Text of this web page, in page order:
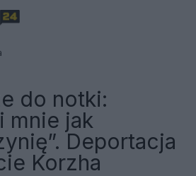
do notki:
mnie jak
Deportacja
Korzha